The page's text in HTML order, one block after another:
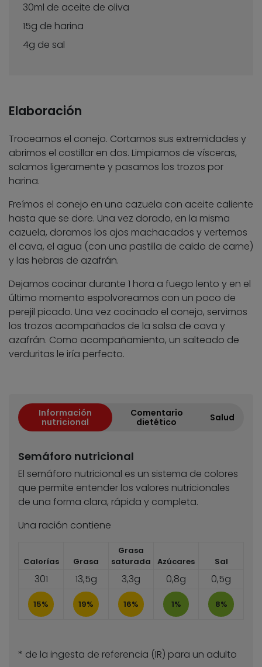
30ml de aceite de oliva
15g de harina
4g de sal
Elaboración
Troceamos el conejo. Cortamos sus extremidades y
abrimos el costillar en dos. Limpiamos de vísceras,
salamos ligeramente y pasamos los trozos por
harina.
Freímos el conejo en una cazuela con aceite caliente
hasta que se dore. Una vez dorado, en la misma
cazuela, doramos los ajos machacados y vertemos
el cava, el agua (con una pastilla de caldo de carne)
y las hebras de azafrán.
Dejamos cocinar durante 1 hora a fuego lento y en el
último momento espolvoreamos con un poco de
perejil picado. Una vez cocinado el conejo, servimos
los trozos acompañados de la salsa de cava y
azafrán. Como acompañamiento, un salteado de
verduritas le iría perfecto.
Información
nutricional
Comentario
dietético
Salud
Semáforo nutricional
El semáforo nutricional es un sistema de colores
que permite entender los valores nutricionales
de una forma clara, rápida y completa.
Una ración contiene
Calorías Grasa
Grasa
saturada
Azúcares Sal
301 13,5g 3,3g 0,8g 0,5g
15% 19% 16% 1% 8%
* de la ingesta de referencia (IR) para un adulto